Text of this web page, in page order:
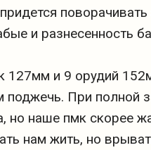
и разнесенность
127мм и 9 орудий
При полной
но наше пмк скорее
нам жить, но